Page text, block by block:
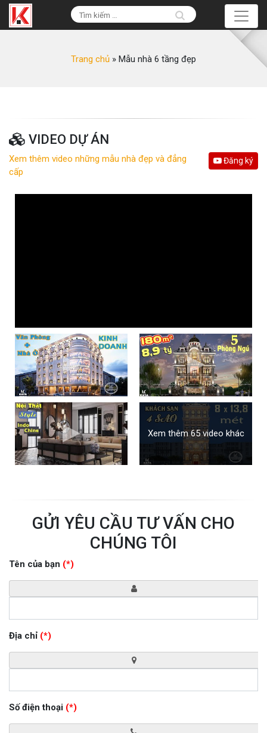
Trang chủ » Mẫu nhà 6 tầng đẹp
VIDEO DỰ ÁN
Xem thêm video những mẫu nhà đẹp và đẳng
cấp
Đăng ký
Xem thêm 65 video khác
GỬI YÊU CẦU TƯ VẤN CHO
CHÚNG TÔI
Tên của bạn (*)
Địa chỉ (*)
Số điện thoại (*)